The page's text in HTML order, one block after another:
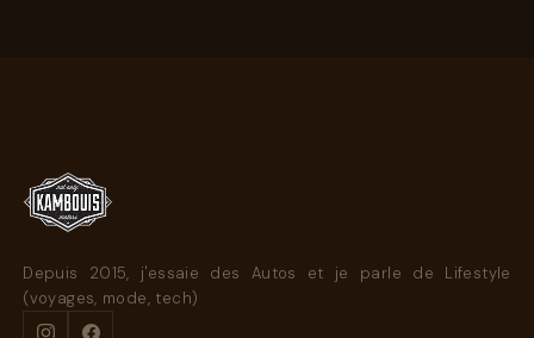
Depuis 2015, j'essaie des Autos et je parle de Lifestyle
(voyages, mode, tech)